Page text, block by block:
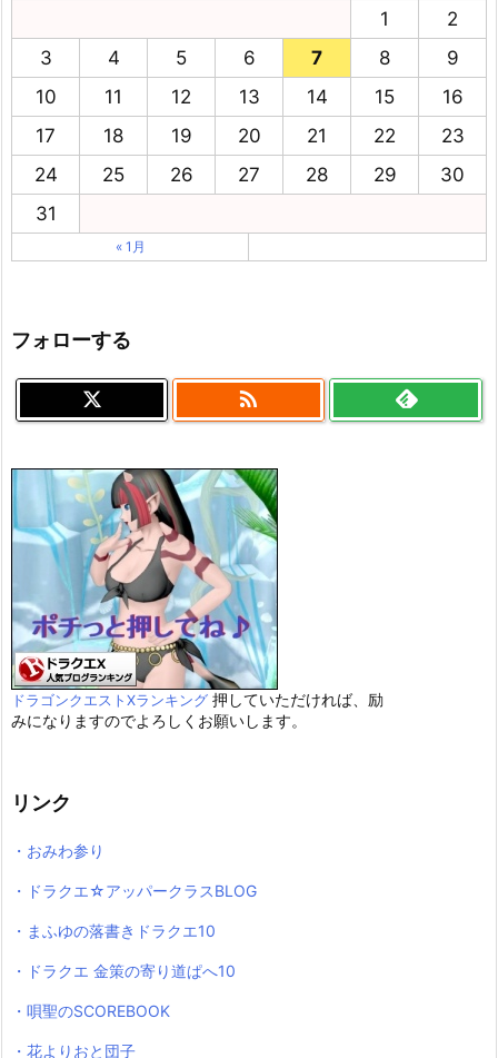
1
2
3
4 5 6 7 8
9
10
11 12 13 14 15
16
17
18 19 20 21 22
23
24
25 26 27 28 29
30
31
« 1月
フォローする

ドラゴンクエストXランキング 押していただければ、励
みになりますのでよろしくお願いします。
リンク
・おみわ参り
・ドラクエ☆アッパークラスBLOG
・まふゆの落書きドラクエ10
・ドラクエ 金策の寄り道ぱへ10
・唄聖のSCOREBOOK
・花よりおと団子